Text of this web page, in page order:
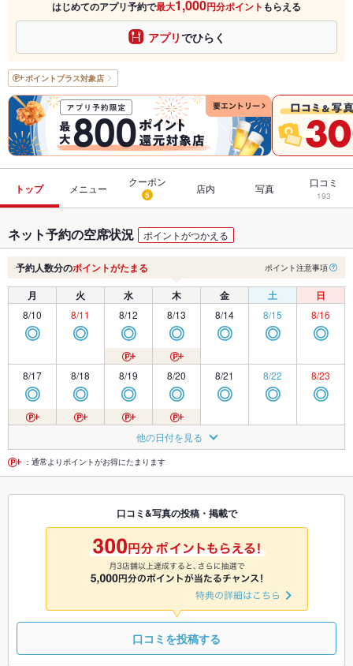
はじめてのアプリ予約で最大1,000円分ポイント もらえる
アプリでひらく
ポイントプラス対象店
トップ メニュー
クーポン
5 店内 写真 口コミ
193
ネット予約の空席状況 ポイントがつかえる
予約人数分のポイントがたまる ポイント注意事項
月 火 水 木 金 土 日
8/10
◎
8/11
◎
8/12
◎
8/13
◎
8/14
◎
8/15
◎
8/16
◎
8/17
◎
8/18
◎
8/19
◎
8/20
◎
8/21
◎
8/22
◎
8/23
◎
◎ ◎
8/26
◎
8/27
◎
8/28
◎ ◎ ◎
8/31 9/1 9/2
◎
9/3
◎
9/4
◎
9/5 9/6
9/9
◎
9/10
◎
9/11
◎
9/12
他の日付を見る
：通常よりポイントがお得にたまります
口コミ&写真の投稿・掲載で
口コミを投稿する